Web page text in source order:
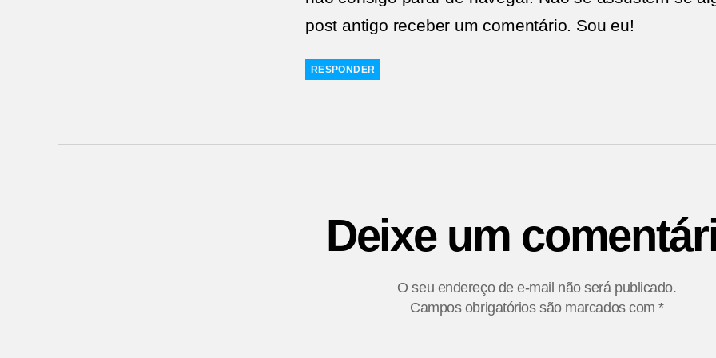
post antigo receber um comentário. Sou eu!
RESPONDER
Deixe um
O seu endereço de e-mail não será publicado.
Campos obrigatórios são marcados com*